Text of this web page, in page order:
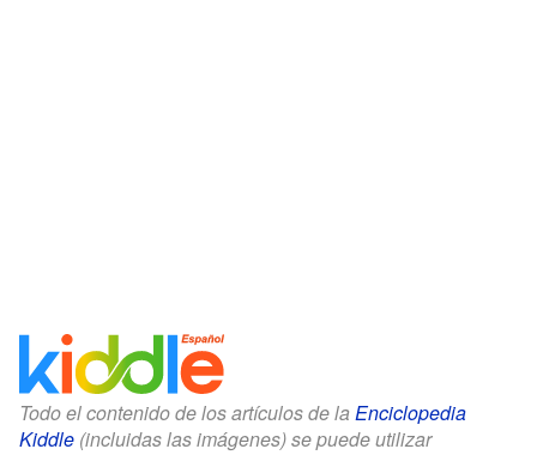
Todo el contenido de los artículos de la Enciclopedia
Kiddle (incluidas las imágenes) se puede utilizar